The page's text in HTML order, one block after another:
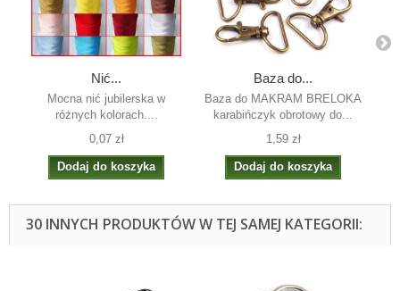
Nić...
Mocna nić jubilerska w
różnych kolorach....
0,07 zł
Dodaj do koszyka
Baza do...
Baza do MAKRAM BRELOKA
karabińczyk obrotowy do...
1,59 zł
Dodaj do koszyka
30 INNYCH PRODUKTÓW W TEJ SAMEJ KATEGORII: